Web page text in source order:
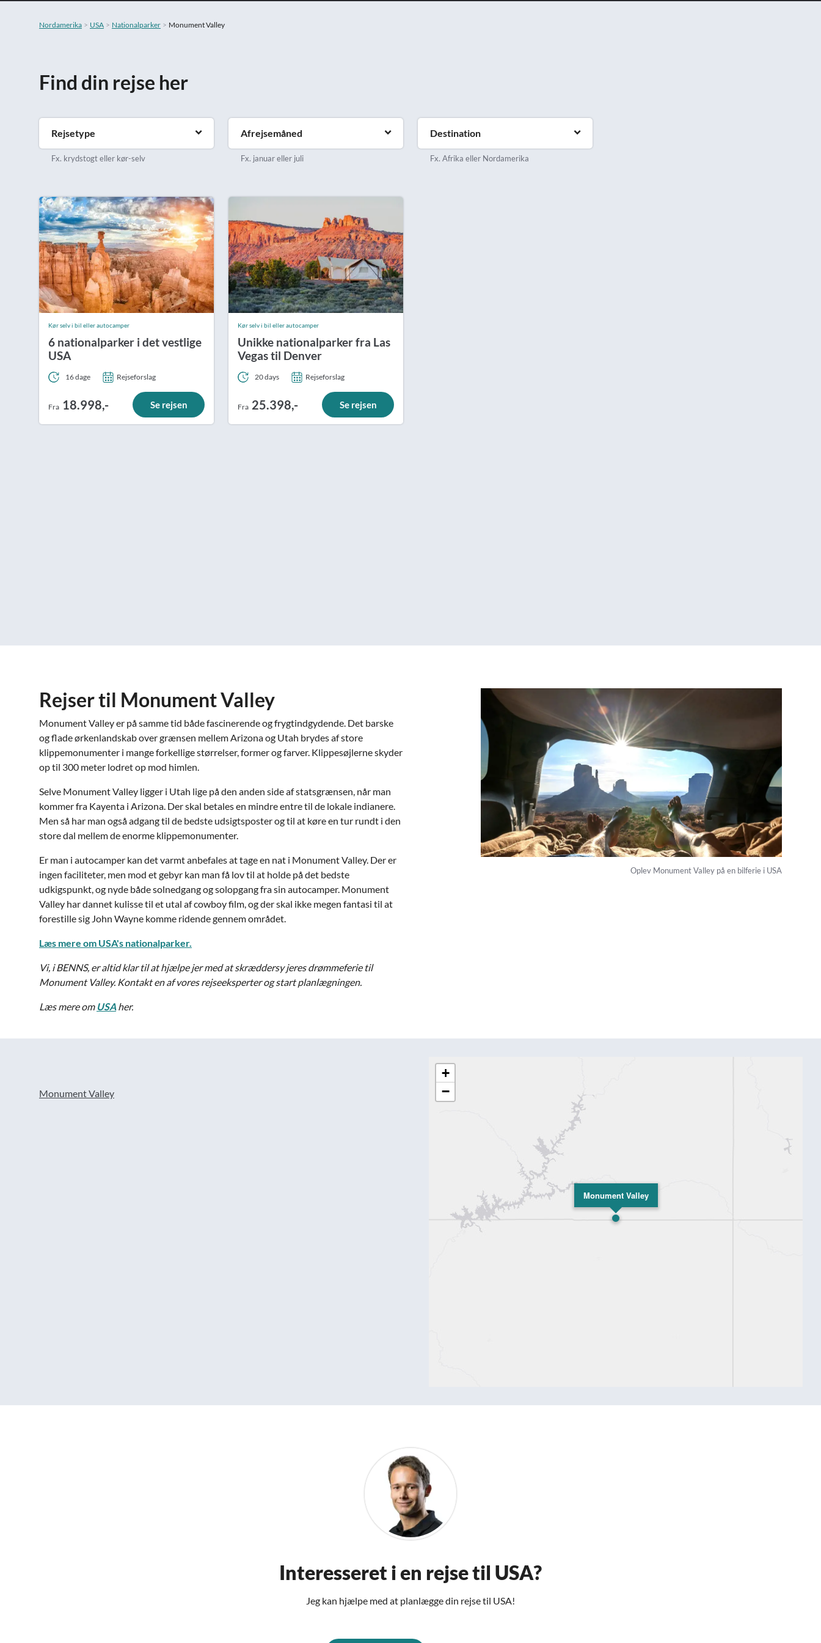
Nordamerika USA Nationalparker Monument Valley
Find din rejse her
Rejsetype
Fx. krydstogt eller kør-selv
Afrejsemåned
Fx. januar eller juli
Destination
Fx. Afrika eller Nordamerika
Kør selv i bil eller autocamper
6 nationalparker i det vestlige
USA
16 dage Rejseforslag
Fra 18.998,- Se rejsen
Kør selv i bil eller autocamper
Unikke nationalparker fra Las
Vegas til Denver
20 days Rejseforslag
Fra 25.398,- Se rejsen
Rejser til Monument Valley
Monument Valley er på samme tid både fascinerende og frygtindgydende. Det barske
og flade ørkenlandskab over grænsen mellem Arizona og Utah brydes af store
klippemonumenter i mange forkellige størrelser, former og farver. Klippesøjlerne skyder
op til 300 meter lodret op mod himlen.
Selve Monument Valley ligger i Utah lige på den anden side af statsgrænsen, når man
kommer fra Kayenta i Arizona. Der skal betales en mindre entre til de lokale indianere.
Men så har man også adgang til de bedste udsigtsposter og til at køre en tur rundt i den
store dal mellem de enorme klippemonumenter.
Er man i autocamper kan det varmt anbefales at tage en nat i Monument Valley. Der er
ingen faciliteter, men mod et gebyr kan man få lov til at holde på det bedste
udkigspunkt, og nyde både solnedgang og solopgang fra sin autocamper. Monument
Valley har dannet kulisse til et utal af cowboy film, og der skal ikke megen fantasi til at
forestille sig John Wayne komme ridende gennem området.
Læs mere om USA's nationalparker.
Vi, i BENNS, er altid klar til at hjælpe jer med at skræddersy jeres drømmeferie til
Monument Valley. Kontakt en af vores rejseeksperter og start planlægningen.
Læs mere om USAher.
Oplev Monument Valley på en bilferie i USA
Monument Valley
Monument Valley
+
−
Interesseret i en rejse til USA?
Jeg kan hjælpe med at planlægge din rejse til USA!